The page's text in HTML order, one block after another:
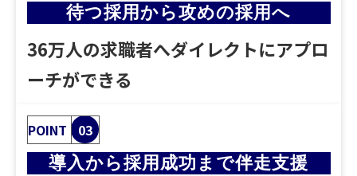
待つ採用から攻めの採用へ
36万人の求職者へダイレクトにアプロ
ーチができる
POINT 03
導入から採用成功まで伴走支援